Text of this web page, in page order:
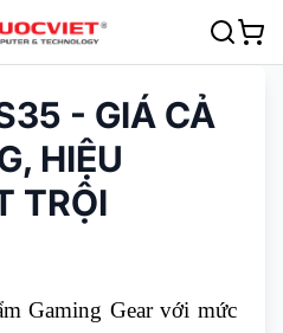
- GIÁ CẢ
HIỆU
TRỘI
Gaming Gear với mức